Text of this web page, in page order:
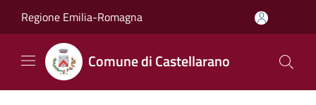
Regione Emilia-Romagna
Comune di Castellarano